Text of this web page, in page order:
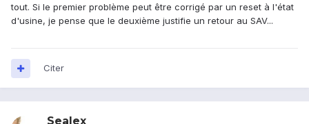
tout. Si le premier problème peut être corrigé par un reset à l'état
d'usine, je pense que le deuxième justifie un retour au SAV...
Citer
Sealex